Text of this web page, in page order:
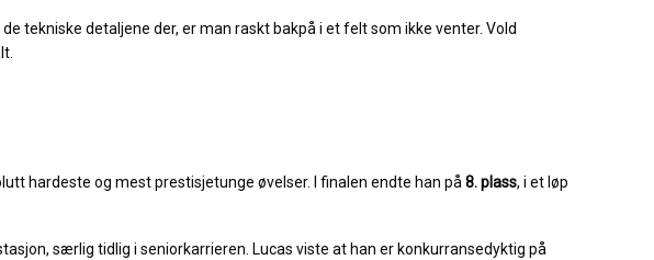
tekniske detaljene der, er man raskt bakpå i et felt som ikke venter. Vold
hardeste og mest prestisjetunge øvelser. I finalen endte han på8. plass, i et løp
særlig tidlig i seniorkarrieren. Lucas viste at han er konkurransedyktig på